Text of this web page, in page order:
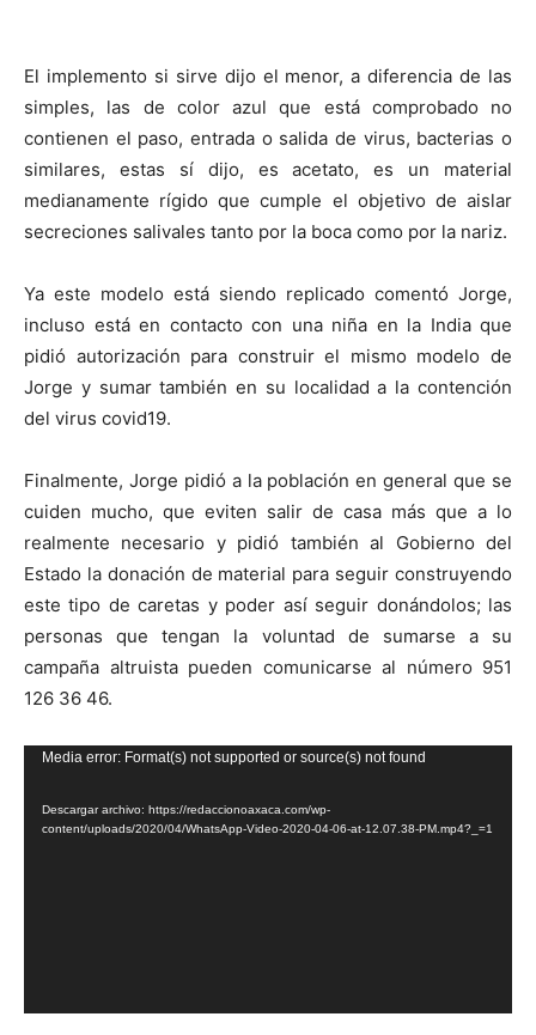
El implemento si sirve dijo el menor, a diferencia de las
simples, las de color azul que está comprobado no
contienen el paso, entrada o salida de virus, bacterias o
similares, estas sí dijo, es acetato, es un material
medianamente rígido que cumple el objetivo de aislar
secreciones salivales tanto por la boca como por la nariz.
Ya este modelo está siendo replicado comentó Jorge,
incluso está en contacto con una niña en la India que
pidió autorización para construir el mismo modelo de
Jorge y sumar también en su localidad a la contención
del virus covid19.
Finalmente, Jorge pidió a la población en general que se
cuiden mucho, que eviten salir de casa más que a lo
realmente necesario y pidió también al Gobierno del
Estado la donación de material para seguir construyendo
este tipo de caretas y poder así seguir donándolos; las
personas que tengan la voluntad de sumarse a su
campaña altruista pueden comunicarse al número 951
126 36 46.
Reproductor
vídeo
Media error: Format(s) not supported or source(s) not found
Descargar archivo: https://redaccionoaxaca.com/wp-
content/uploads/2020/04/WhatsApp-Video-2020-04-06-at-12.07.38-PM.mp4?_=1